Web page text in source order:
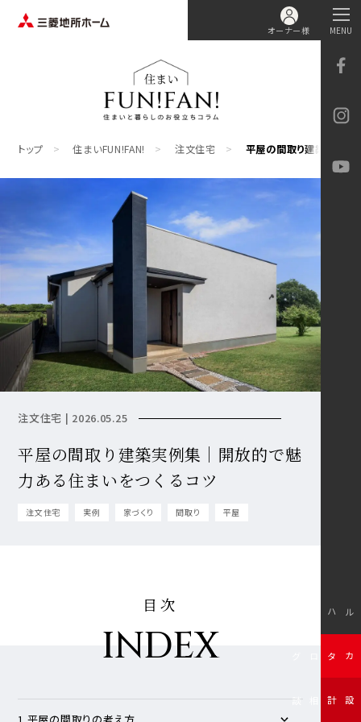
オーナー様 MENU
無料設計相談
トップ 住まいFUN!FAN! 注文住宅 平屋の間取り建築実例集
注文住宅 | 2026.05.25
平屋の間取り建築実例集｜開放的で魅
力ある住まいをつくるコツ
注文住宅 実例 家づくり 間取り 平屋
目次
INDEX